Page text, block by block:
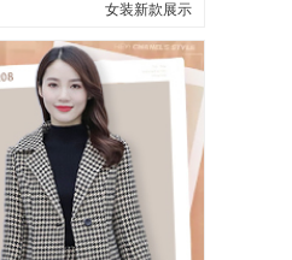
女装新款展示